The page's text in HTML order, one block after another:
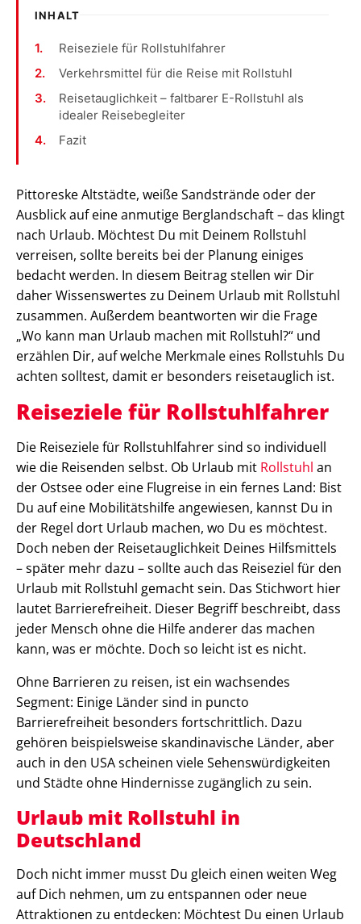
INHALT
Reiseziele für Rollstuhlfahrer
Verkehrsmittel für die Reise mit Rollstuhl
Reisetauglichkeit – faltbarer E-Rollstuhl als
idealer Reisebegleiter
Fazit
Pittoreske Altstädte, weiße Sandstrände oder der
Ausblick auf eine anmutige Berglandschaft – das klingt
nach Urlaub. Möchtest Du mit Deinem Rollstuhl
verreisen, sollte bereits bei der Planung einiges
bedacht werden. In diesem Beitrag stellen wir Dir
daher Wissenswertes zu Deinem Urlaub mit Rollstuhl
zusammen. Außerdem beantworten wir die Frage
„Wo kann man Urlaub machen mit Rollstuhl?“ und
erzählen Dir, auf welche Merkmale eines Rollstuhls Du
achten solltest, damit er besonders reisetauglich ist.
Reiseziele für Rollstuhlfahrer
Die Reiseziele für Rollstuhlfahrer sind so individuell
wie die Reisenden selbst. Ob Urlaub mit Rollstuhl an
der Ostsee oder eine Flugreise in ein fernes Land: Bist
Du auf eine Mobilitätshilfe angewiesen, kannst Du in
der Regel dort Urlaub machen, wo Du es möchtest.
Doch neben der Reisetauglichkeit Deines Hilfsmittels
– später mehr dazu – sollte auch das Reiseziel für den
Urlaub mit Rollstuhl gemacht sein. Das Stichwort hier
lautet Barrierefreiheit. Dieser Begriff beschreibt, dass
jeder Mensch ohne die Hilfe anderer das machen
kann, was er möchte. Doch so leicht ist es nicht.
Ohne Barrieren zu reisen, ist ein wachsendes
Segment: Einige Länder sind in puncto
Barrierefreiheit besonders fortschrittlich. Dazu
gehören beispielsweise skandinavische Länder, aber
auch in den USA scheinen viele Sehenswürdigkeiten
und Städte ohne Hindernisse zugänglich zu sein.
Urlaub mit Rollstuhl in
Deutschland
Doch nicht immer musst Du gleich einen weiten Weg
auf Dich nehmen, um zu entspannen oder neue
Attraktionen zu entdecken: Möchtest Du einen Urlaub